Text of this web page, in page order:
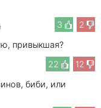
3
2
привыкшая?
22
12
биби, или